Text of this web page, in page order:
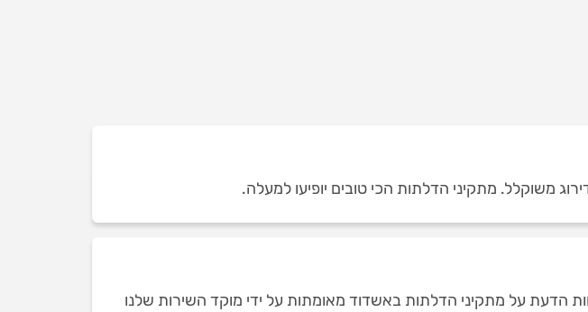
משוקלל. מתקיני הדלתות הכי טובים יופיעו למעלה.
הדעת על מתקיני הדלתות באשדוד מאומתות על ידי מוקד השירות שלנו